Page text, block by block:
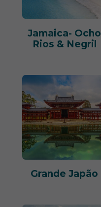
Jamaica- Ocho
Rios & Negril
Grande Japão